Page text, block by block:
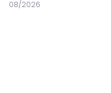
08/2026